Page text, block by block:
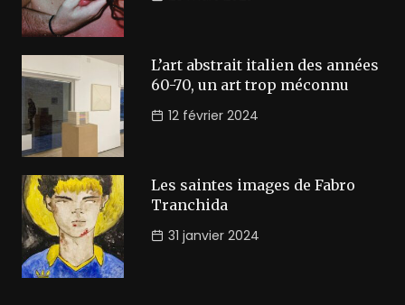
L’art abstrait italien des années
60-70, un art trop méconnu
12 février 2024
Les saintes images de Fabro
Tranchida
31 janvier 2024